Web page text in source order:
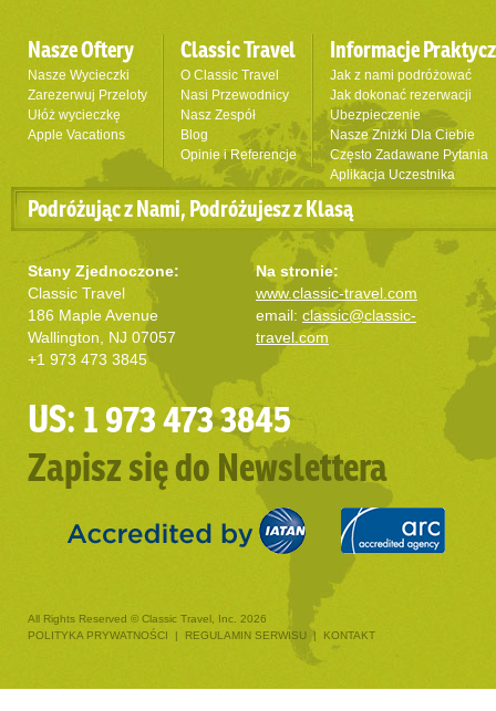
Nasze Oftery
Nasze Wycieczki
Zarezerwuj Przeloty
Ułóż wycieczkę
Apple Vacations
Classic Travel
O Classic Travel
Nasi Przewodnicy
Nasz Zespół
Blog
Opinie i Referencje
Informacje
Jak z nami podróżować
Jak dokonać rezerwacji
Ubezpieczenie
Nasze Zniżki Dla Ciebie
Często Zadawane Pytania
Aplikacja Uczestnika
Podróżując z Nami, Podróżujesz z Klasą
Stany Zjednoczone:
Classic Travel
186 Maple Avenue
Wallington, NJ 07057
+1 973 473 3845
Na stronie:
www.classic-travel.com
email: classic@classic-
travel.com
US: 1 973 473 3845
Zapisz się do Newslettera
All Rights Reserved © Classic Travel, Inc. 2026
POLITYKA PRYWATNOŚCI
| REGULAMIN SERWISU | KONTAKT